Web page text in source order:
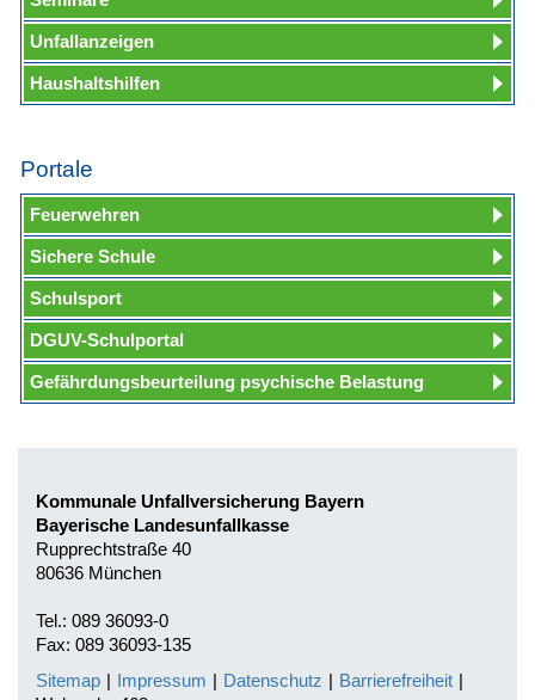
Unfallanzeigen
Haushaltshilfen
Portale
Feuerwehren
Sichere Schule
Schulsport
DGUV-Schulportal
Gefährdungsbeurteilung psychische Belastung
Kommunale Unfallversicherung Bayern
Bayerische Landesunfallkasse
Rupprechtstraße 40
80636 München
Tel.: 089 36093-0
Fax: 089 36093-135
Sitemap | Impressum | Datenschutz | Barrierefreiheit |